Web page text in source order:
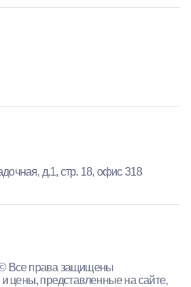
д.1, стр. 18, офис 318
Все права защищены
цены, представленные на сайте,